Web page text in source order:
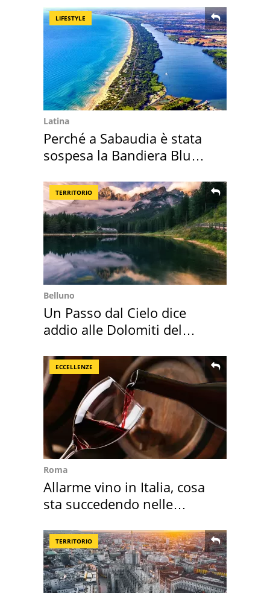
LIFESTYLE
Latina
Perché a Sabaudia è stata
sospesa la Bandiera Blu
TERRITORIO
Belluno
Un Passo dal Cielo dice
addio alle Dolomiti del
ECCELLENZE
Roma
Allarme vino in Italia, cosa
sta succedendo nelle
TERRITORIO